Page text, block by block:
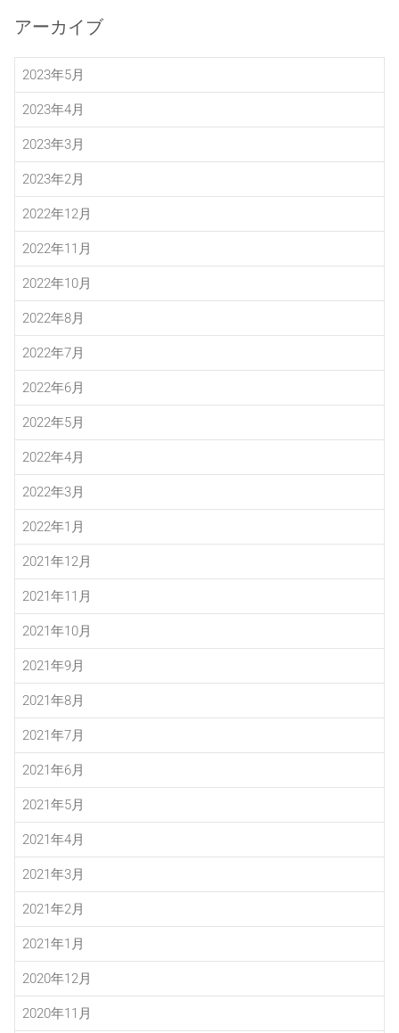
アーカイブ
2023年5月
2023年4月
2023年3月
2023年2月
2022年12月
2022年11月
2022年10月
2022年8月
2022年7月
2022年6月
2022年5月
2022年4月
2022年3月
2022年1月
2021年12月
2021年11月
2021年10月
2021年9月
2021年8月
2021年7月
2021年6月
2021年5月
2021年4月
2021年3月
2021年2月
2021年1月
2020年12月
2020年11月